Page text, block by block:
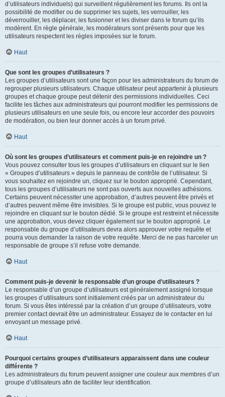
d’utilisateurs individuels) qui surveillent régulièrement les forums. Ils ont la
possibilité de modifier ou de supprimer les sujets, les verrouiller, les
déverrouiller, les déplacer, les fusionner et les diviser dans le forum qu’ils
modèrent. En règle générale, les modérateurs sont présents pour que les
utilisateurs respectent les règles imposées sur le forum.
Haut
Que sont les groupes d’utilisateurs ?
Les groupes d’utilisateurs sont une façon pour les administrateurs du forum de
regrouper plusieurs utilisateurs. Chaque utilisateur peut appartenir à plusieurs
groupes et chaque groupe peut détenir des permissions individuelles. Ceci
facilite les tâches aux administrateurs qui pourront modifier les permissions de
plusieurs utilisateurs en une seule fois, ou encore leur accorder des pouvoirs
de modération, ou bien leur donner accès à un forum privé.
Haut
Où sont les groupes d’utilisateurs et comment puis-je en rejoindre un ?
Vous pouvez consulter tous les groupes d’utilisateurs en cliquant sur le lien
« Groupes d’utilisateurs » depuis le panneau de contrôle de l’utilisateur. Si
vous souhaitez en rejoindre un, cliquez sur le bouton approprié. Cependant,
tous les groupes d’utilisateurs ne sont pas ouverts aux nouvelles adhésions.
Certains peuvent nécessiter une approbation, d’autres peuvent être privés et
d’autres peuvent même être invisibles. Si le groupe est public, vous pouvez le
rejoindre en cliquant sur le bouton dédié. Si le groupe est restreint et nécessite
une approbation, vous devez cliquer également sur le bouton approprié. Le
responsable du groupe d’utilisateurs devra alors approuver votre requête et
pourra vous demander la raison de votre requête. Merci de ne pas harceler un
responsable de groupe s’il refuse votre demande.
Haut
Comment puis-je devenir le responsable d’un groupe d’utilisateurs ?
Le responsable d’un groupe d’utilisateurs est généralement assigné lorsque
les groupes d’utilisateurs sont initialement créés par un administrateur du
forum. Si vous êtes intéressé par la création d’un groupe d’utilisateurs, votre
premier contact devrait être un administrateur. Essayez de le contacter en lui
envoyant un message privé.
Haut
Pourquoi certains groupes d’utilisateurs apparaissent dans une couleur
différente ?
Les administrateurs du forum peuvent assigner une couleur aux membres d’un
groupe d’utilisateurs afin de faciliter leur identification.